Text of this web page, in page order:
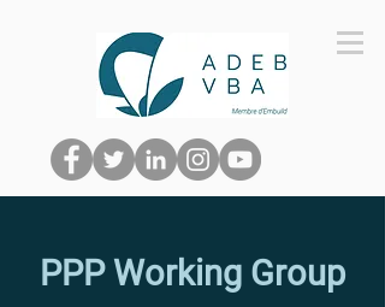
PPP Working Group